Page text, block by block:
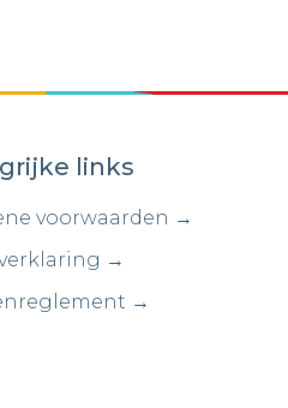
links
voorwaarden →
→
→